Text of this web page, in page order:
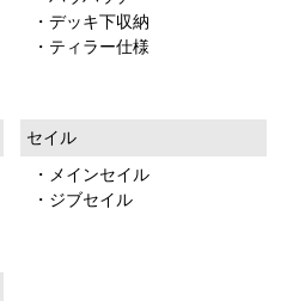
・デッキ下収納
・ティラー仕様
セイル
・メインセイル
・ジブセイル